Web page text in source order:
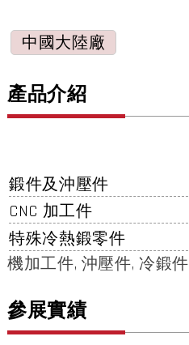
中國大陸廠
產品介紹
鍛件及沖壓件
CNC 加工件
特殊冷熱鍛零件
機加工件, 沖壓件, 冷鍛件
參展實績